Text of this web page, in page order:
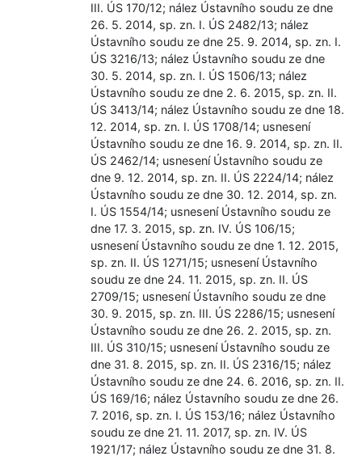
III. ÚS 170/12; nález Ústavního soudu ze dne
26. 5. 2014, sp. zn. I. ÚS 2482/13; nález
Ústavního soudu ze dne 25. 9. 2014, sp. zn. I.
ÚS 3216/13; nález Ústavního soudu ze dne
30. 5. 2014, sp. zn. I. ÚS 1506/13; nález
Ústavního soudu ze dne 2. 6. 2015, sp. zn. II.
ÚS 3413/14; nález Ústavního soudu ze dne 18.
12. 2014, sp. zn. I. ÚS 1708/14; usnesení
Ústavního soudu ze dne 16. 9. 2014, sp. zn. II.
ÚS 2462/14; usnesení Ústavního soudu ze
dne 9. 12. 2014, sp. zn. II. ÚS 2224/14; nález
Ústavního soudu ze dne 30. 12. 2014, sp. zn.
I. ÚS 1554/14; usnesení Ústavního soudu ze
dne 17. 3. 2015, sp. zn. IV. ÚS 106/15;
usnesení Ústavního soudu ze dne 1. 12. 2015,
sp. zn. II. ÚS 1271/15; usnesení Ústavního
soudu ze dne 24. 11. 2015, sp. zn. II. ÚS
2709/15; usnesení Ústavního soudu ze dne
30. 9. 2015, sp. zn. III. ÚS 2286/15; usnesení
Ústavního soudu ze dne 26. 2. 2015, sp. zn.
III. ÚS 310/15; usnesení Ústavního soudu ze
dne 31. 8. 2015, sp. zn. II. ÚS 2316/15; nález
Ústavního soudu ze dne 24. 6. 2016, sp. zn. II.
ÚS 169/16; nález Ústavního soudu ze dne 26.
7. 2016, sp. zn. I. ÚS 153/16; nález Ústavního
soudu ze dne 21. 11. 2017, sp. zn. IV. ÚS
1921/17; nález Ústavního soudu ze dne 31. 8.